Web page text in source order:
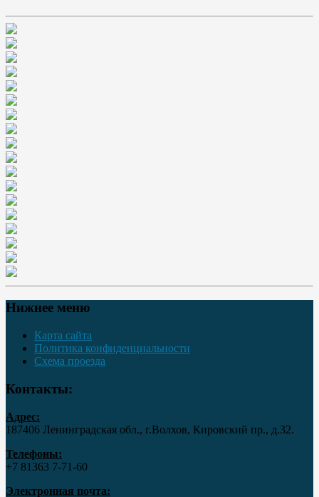
Нижнее меню
Карта сайта
Политика конфиденциальности
Схема проезда
Контакты:
Адрес:
187406 Ленинградская обл., г.Волхов, Кировский пр., д.32.
Телефоны:
+7 81363 7‑71-60
Электронная почта: